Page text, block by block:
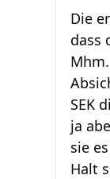
Die
dass
SEK
ja
sie
Halt